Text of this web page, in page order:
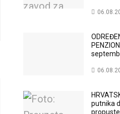
putnika